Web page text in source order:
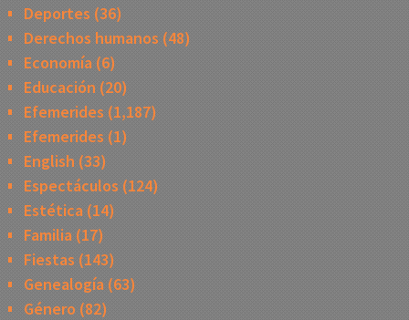
Deportes (36)
Derechos humanos (48)
Economía(6)
Educación (20)
Efemerides (1,187)
Efemerides (1)
English (33)
Espectáculos (124)
Estética(14)
Familia(17)
Fiestas (143)
Genealogía(63)
Género (82)